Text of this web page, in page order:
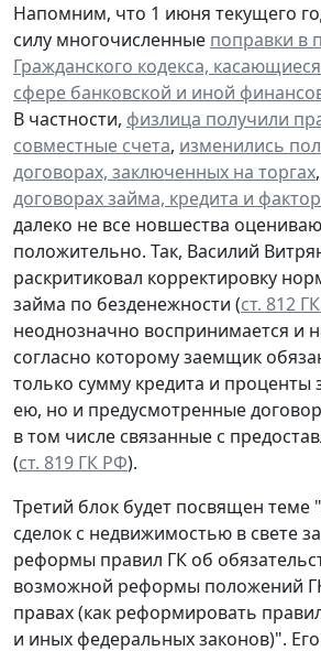
Напомним, что 1 июня текущего
силу многочисленные поправки в
Гражданского кодекса,
сфере банковской и иной
В частности, физлица получили
совместные счета, изменились
договорах, заключенных на торгах
договорах займа, кредита и
далеко не все новшества
положительно. Так, Василий
раскритиковал корректировку
займа по безденежности (ст. 812
неоднозначно воспринимается и
согласно которому заемщик
только сумму кредита и проценты
ею, но и предусмотренные
в том числе связанные с
(ст. 819 ГК РФ).
Третий блок будет посвящен теме
сделок с недвижимостью в свете
реформы правил ГК об
возможной реформы положений
правах (как реформировать
и иных федеральных законов)".